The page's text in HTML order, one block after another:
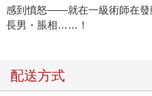
感到憤怒——就在一級術師在發
長男・脹相……！
配送方式